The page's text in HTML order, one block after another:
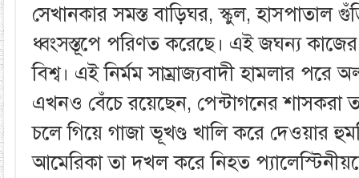
সেখানকার সমস্ত বাড়িঘর, স্কুল, হাসপাতাল
ধ্বংসস্তূপে পরিণত করেছে। এই জঘন্য কাজের
বিশ্ব। এই নির্মম সাম্রাজ্যবাদী হামলার
এখনও বেঁচে রয়েছেন, পেন্টাগনের শাসকরা
চলে গিয়ে গাজা ভূখণ্ড খালি করে দেওয়ার
আমেরিকা তা দখল করে নিহত